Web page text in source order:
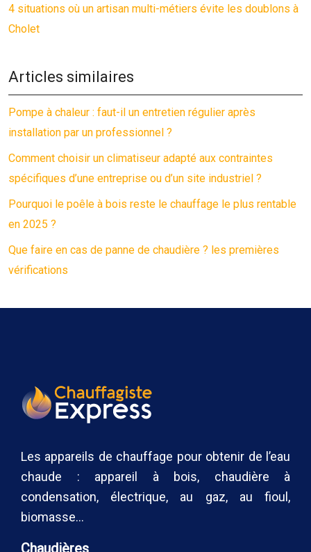
4 situations où un artisan multi-métiers évite les doublons à
Cholet
Articles similaires
Pompe à chaleur : faut-il un entretien régulier après
installation par un professionnel ?
Comment choisir un climatiseur adapté aux contraintes
spécifiques d’une entreprise ou d’un site industriel ?
Pourquoi le poêle à bois reste le chauffage le plus rentable
en 2025 ?
Que faire en cas de panne de chaudière ? les premières
vérifications
Les appareils de chauffage pour obtenir de l’eau
chaude : appareil à bois, chaudière à
condensation, électrique, au gaz, au fioul,
biomasse…
Chaudières